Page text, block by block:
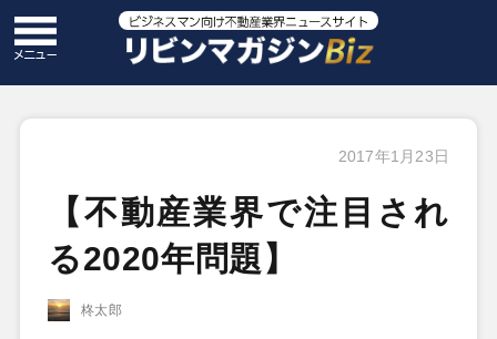
2017年1月23日
【不動産業界で注目され
る2020年問題】
柊太郎